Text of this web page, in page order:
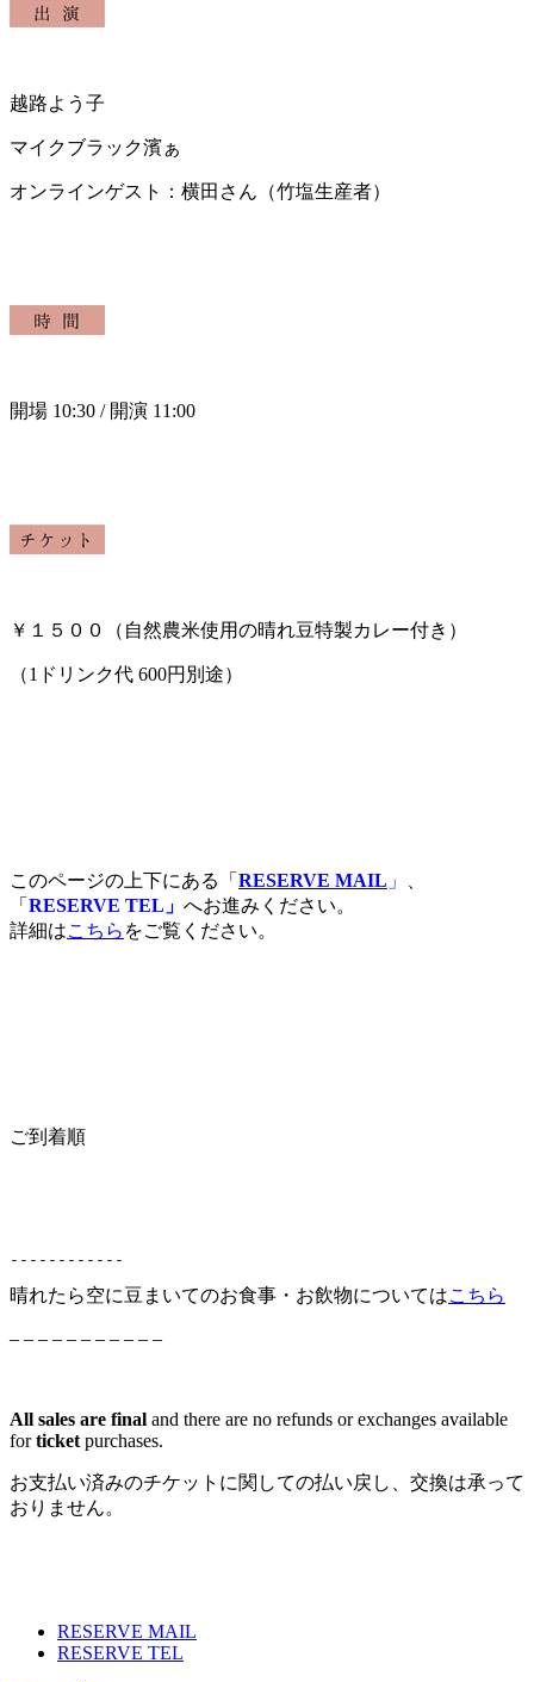
越路よう子
マイクブラック濱ぁ
オンラインゲスト：横田さん（竹塩生産者）
開場 10:30 / 開演 11:00
￥１５００（自然農米使用の晴れ豆特製カレー付き）
（1ドリンク代 600円別途）
このページの上下にある「 RESERVE MAIL 」
「 RESERVE TEL」 へお進みください。
詳細はこちら をご覧ください。
ご到着順
------------
晴れたら空に豆まいてのお食事・お飲物についてはこちら
– – – – – – – – – – –
All sales are final and there are no refunds or exchanges available
forticket purchases.
お支払い済みのチケットに関しての払い戻し、交換は承って
おりません。
RESERVE MAIL
RESERVE TEL